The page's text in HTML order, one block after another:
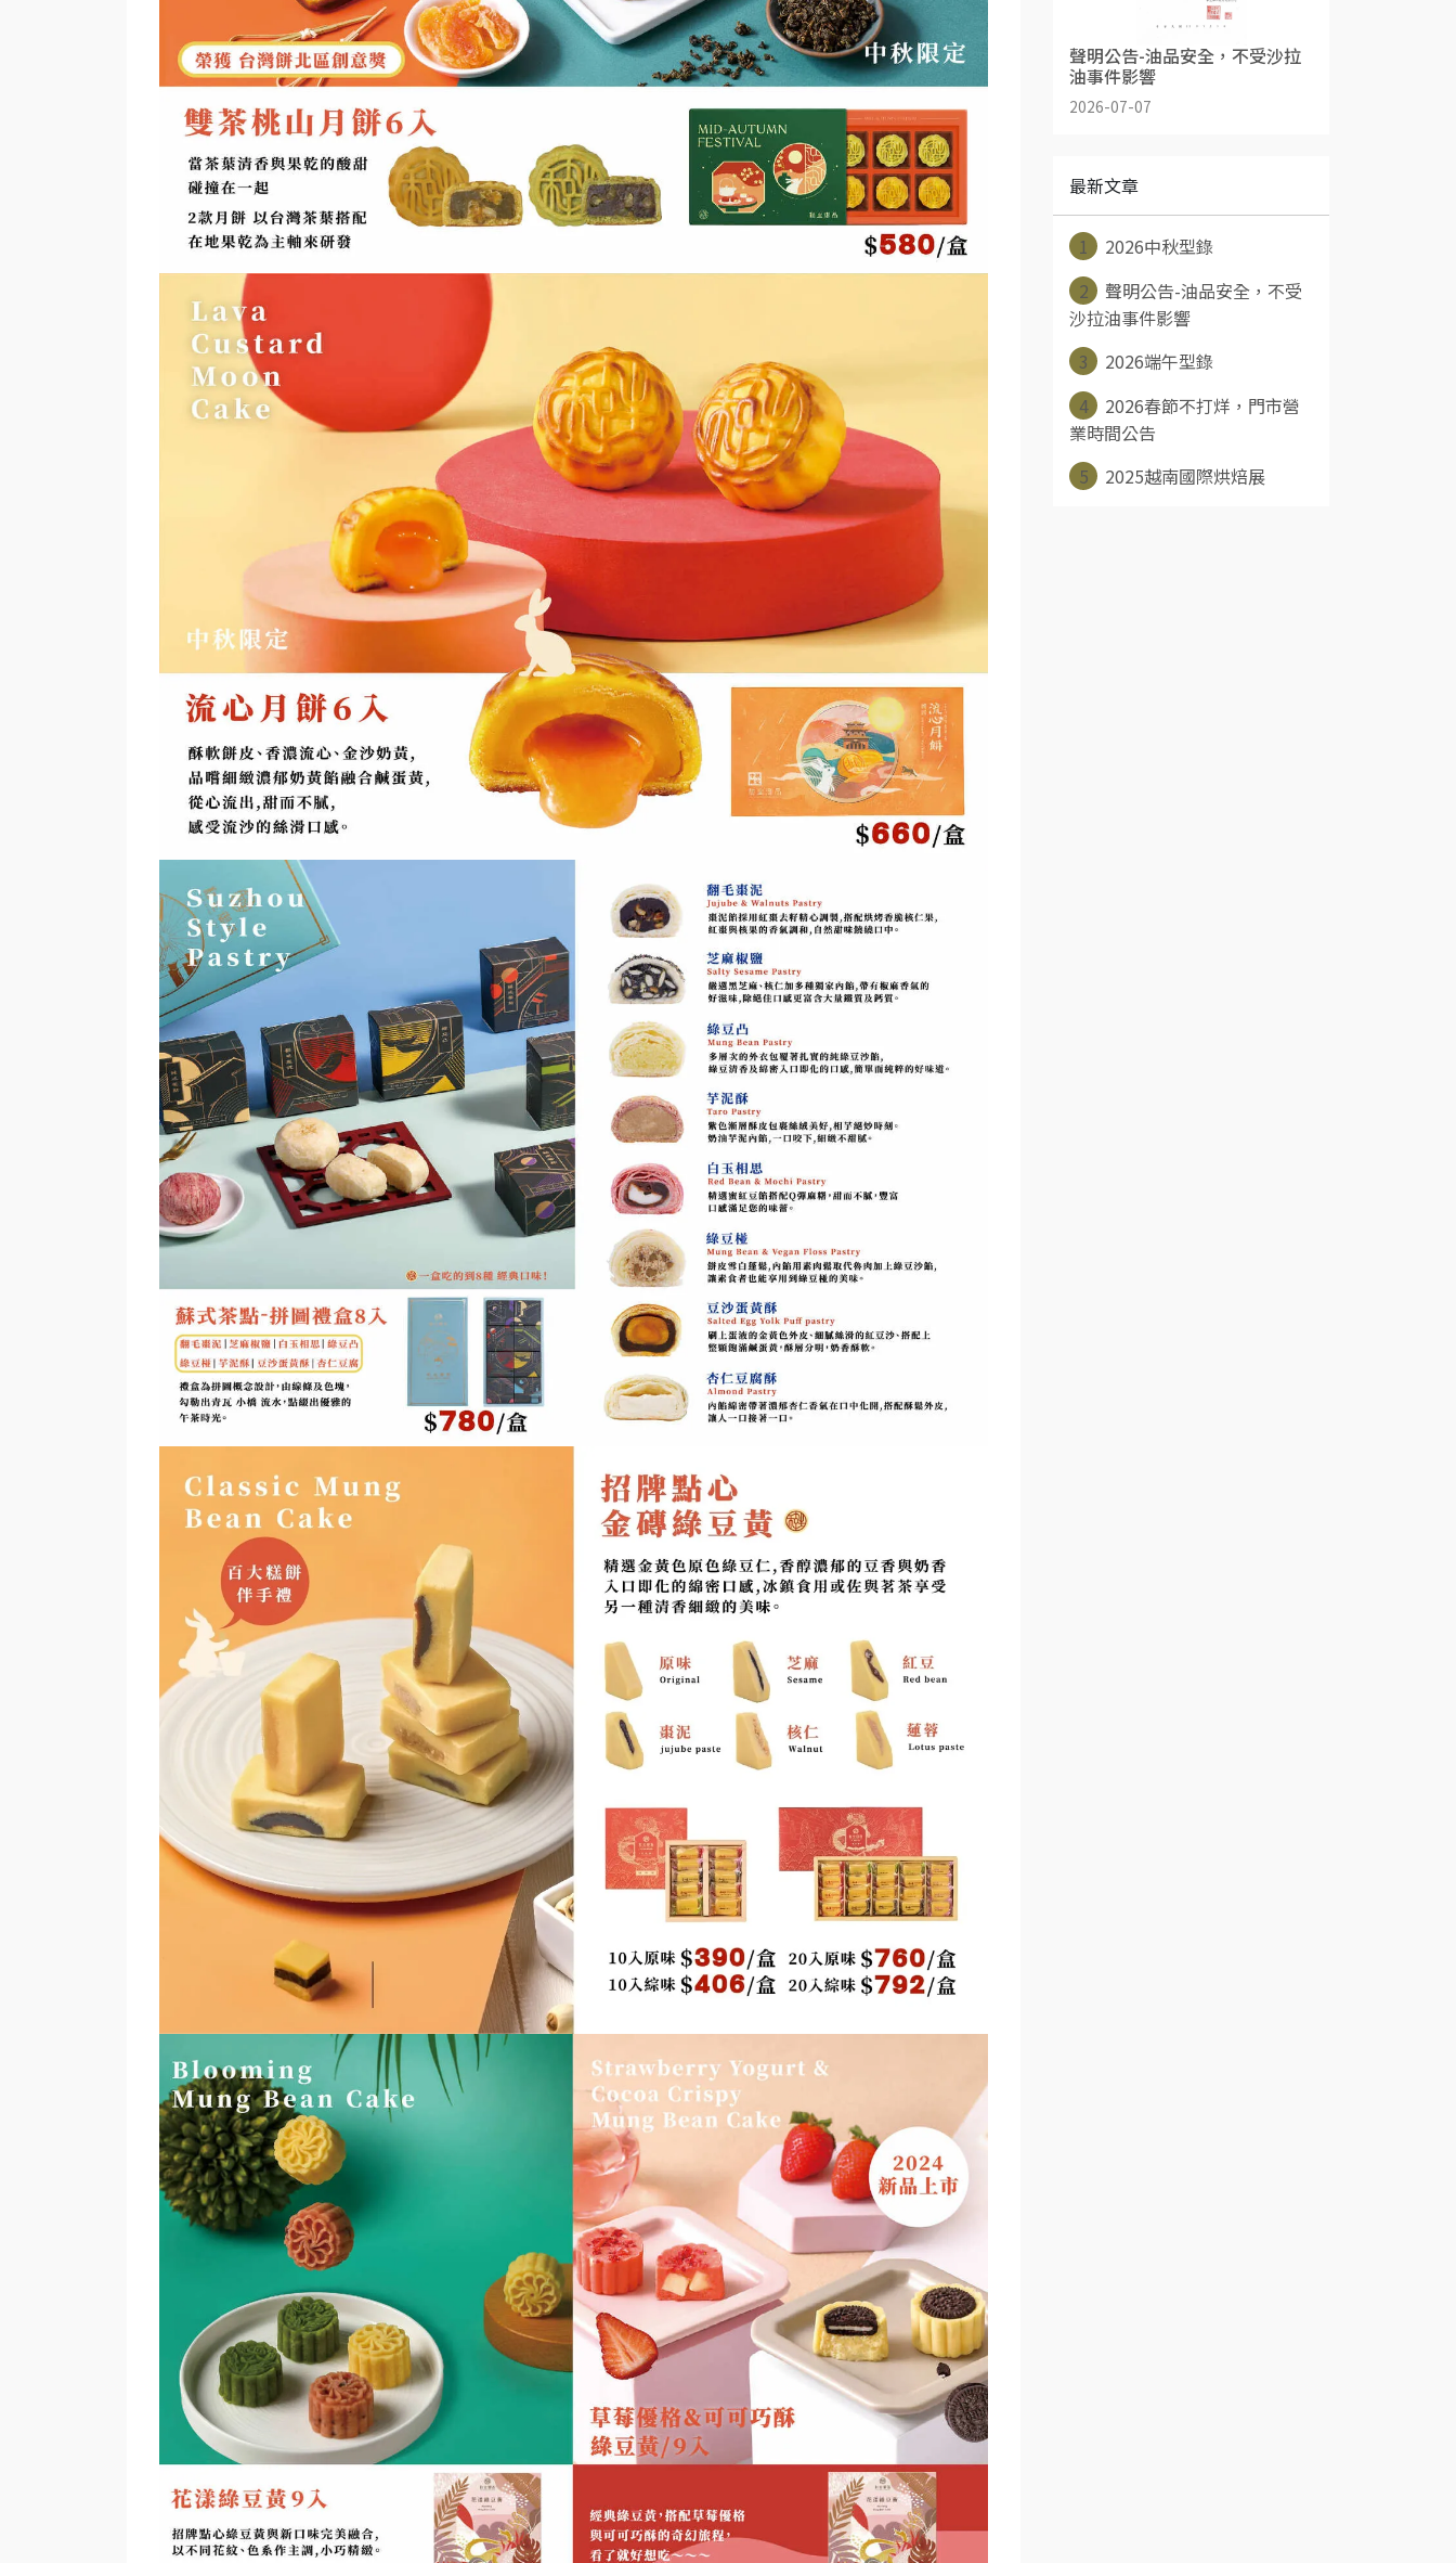
聲明公告-油品安全，不受沙拉
油事件影響
2026-07-07
最新文章
1
2026中秋型錄
2
聲明公告-油品安全，不受
沙拉油事件影響
3
2026端午型錄
4
2026春節不打烊，門市營
業時間公告
5
2025越南國際烘焙展